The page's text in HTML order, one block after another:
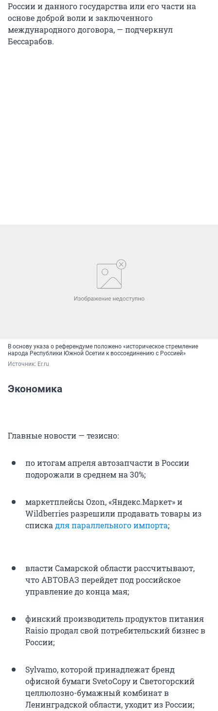
России и данного государства или его части на
основе доброй воли и заключенного
международного договора, — подчеркнул
Бессарабов.
В основу указа о референдуме положено «историческое стремление
народа Республики Южной Осетии к воссоединению с Россией»
Источник: Er.ru
Экономика
Главные новости — тезисно:
по итогам апреля автозапчасти в России
подорожали в среднем на 30%;
маркетплейсы Ozon, «Яндекс.Маркет» и
Wildberries разрешили продавать товары из
спискадля параллельного импорта;
власти Самарской области рассчитывают,
что АВТОВАЗ перейдет под российское
управление до конца мая;
финский производитель продуктов питания
Raisio продал свой потребительский бизнес в
России;
Sylvamo, которой принадлежат бренд
офисной бумаги SvetoCopy и Светогорский
целлюлозно-бумажный комбинат в
Ленинградской области, уходит из России;